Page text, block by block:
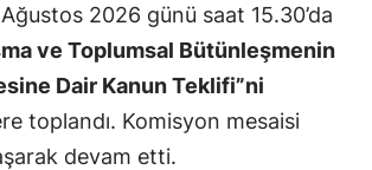
2026 günü saat 15.30’da
ve Toplumsal Bütünleşmenin
Dair Kanun Teklifi”ni
toplandı. Komisyon mesaisi
devam etti.